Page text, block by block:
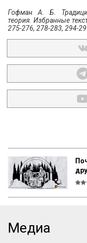
Гофман А. Б.
теория. Избранные
275-276, 278-283, 294-
Медиа